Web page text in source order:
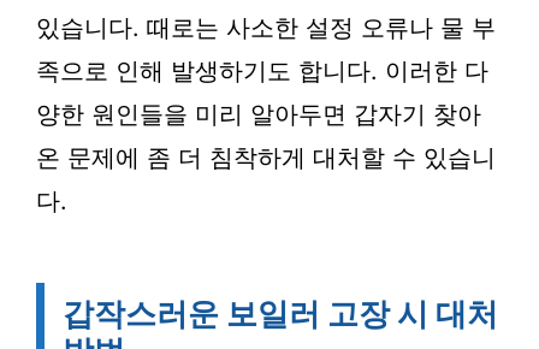
있습니다. 때로는 사소한 설정 오류나 물 부
족으로 인해 발생하기도 합니다. 이러한 다
양한 원인들을 미리 알아두면 갑자기 찾아
온 문제에 좀 더 침착하게 대처할 수 있습니
다.
갑작스러운 보일러 고장 시 대처